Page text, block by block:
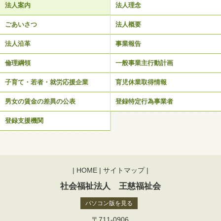
法人案内 法人理念
ごあいさつ 法人概要
法人沿革 事業報告
倫理綱領 一般事業主行動計画
子育て・若者・就労応援企業 育児休業取得情報
男女の賃金の差異の公表 登録特定行為事業者
登録支援機関
| HOME| サイトマップ|
社会福祉法人 王慈福祉会
パソコン版を見る